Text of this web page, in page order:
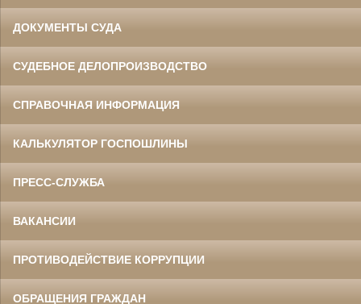
ДОКУМЕНТЫ СУДА
СУДЕБНОЕ ДЕЛОПРОИЗВОДСТВО
СПРАВОЧНАЯ ИНФОРМАЦИЯ
КАЛЬКУЛЯТОР ГОСПОШЛИНЫ
ПРЕСС-СЛУЖБА
ВАКАНСИИ
ПРОТИВОДЕЙСТВИЕ КОРРУПЦИИ
ОБРАЩЕНИЯ ГРАЖДАН